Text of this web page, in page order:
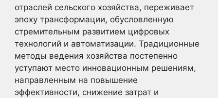
отраслей сельского хозяйства, переживает
эпоху трансформации, обусловленную
стремительным развитием цифровых
технологий и автоматизации. Традиционные
методы ведения хозяйства постепенно
уступают место инновационным решениям,
направленным на повышение
эффективности, снижение затрат и